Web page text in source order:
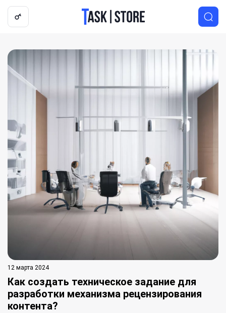
Логотип
12 марта 2024
Как создать техническое задание для
разработки механизма рецензирования
контента?